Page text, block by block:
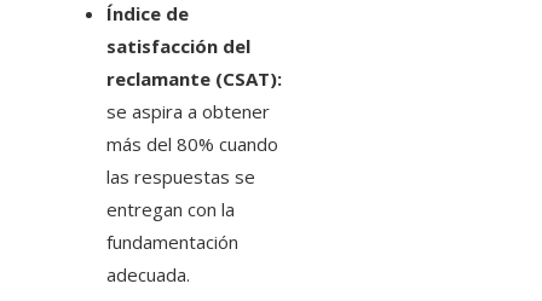
Índice de
satisfacción del
reclamante (CSAT):
se aspira a obtener
más del 80% cuando
las respuestas se
entregan con la
fundamentación
adecuada.